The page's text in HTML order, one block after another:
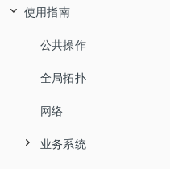
产品架构
安全和可靠性
Collector部署
Collector在线部署
APM Collector离线部署
Collector配置
Kubernetes UniAgent
支持列表
安装
私有镜像仓库部署
UniAgent
UniAgent介绍
目录结构
eBPF
简介
Java
使用指南
公共操作
全局拓扑
网络
业务系统